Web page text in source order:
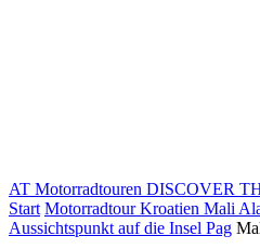
AT Motorradtouren DISCOVER
Start Motorradtour Kroatien Mali
Aussichtspunkt auf die Insel Pag